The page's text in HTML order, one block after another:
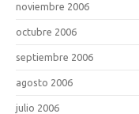
noviembre 2006
octubre 2006
septiembre 2006
agosto 2006
julio 2006